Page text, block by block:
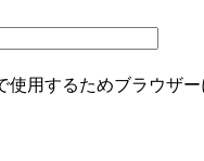
使用するためブラウザ